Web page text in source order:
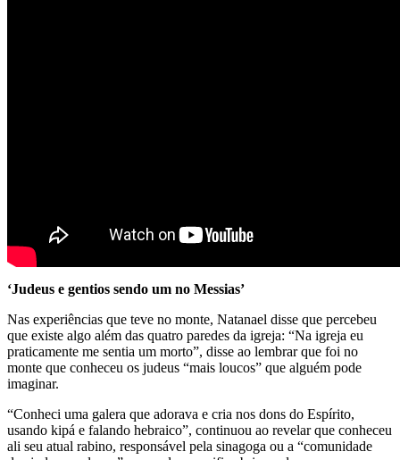
‘Judeus e gentios sendo um no Messias’
Nas experiências que teve no monte, Natanael disse que percebeu
que existe algo além das quatro paredes da igreja: “Na igreja eu
praticamente me sentia um morto”, disse ao lembrar que foi no
monte que conheceu os judeus “mais loucos” que alguém pode
imaginar.
“Conheci uma galera que adorava e cria nos dons do Espírito,
usando kipá e falando hebraico”, continuou ao revelar que conheceu
ali seu atual rabino, responsável pela sinagoga ou a “comunidade